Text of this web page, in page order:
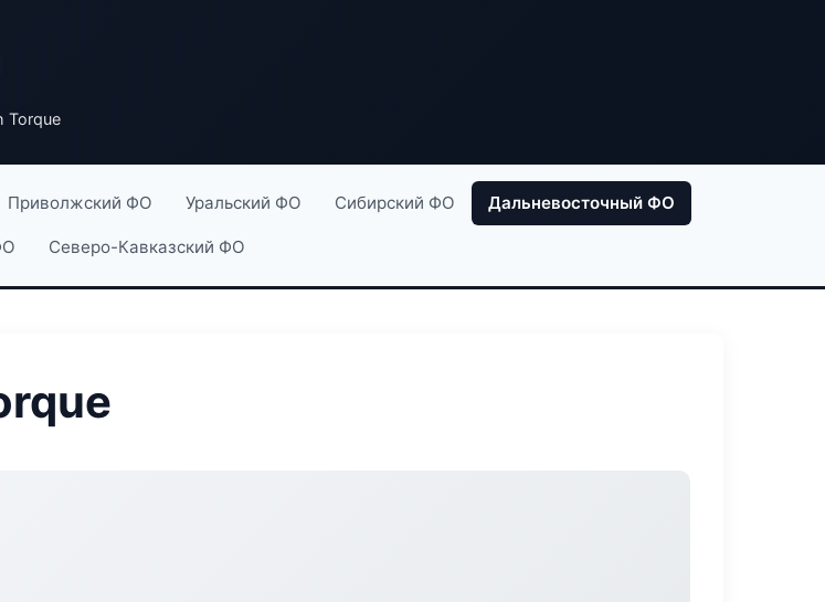
Torque
Приволжский ФО Уральский ФО Сибирский ФО Дальневосточный ФО
Северо-Кавказский ФО